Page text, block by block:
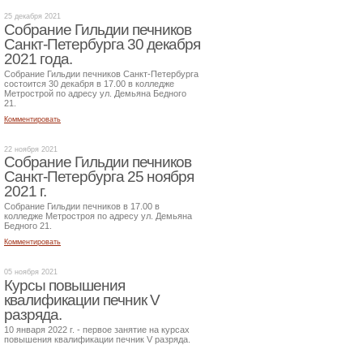
25 декабря 2021
Собрание Гильдии печников
Санкт-Петербурга 30 декабря
2021 года.
Собрание Гильдии печников Санкт-Петербурга
состоится 30 декабря в 17.00 в колледже
Метрострой по адресу ул. Демьяна Бедного
21.
Комментировать
22 ноября 2021
Собрание Гильдии печников
Санкт-Петербурга 25 ноября
2021 г.
Собрание Гильдии печников в 17.00 в
колледже Метростроя по адресу ул. Демьяна
Бедного 21.
Комментировать
05 ноября 2021
Курсы повышения
квалификации печник V
разряда.
10 января 2022 г. - первое занятие на курсах
повышения квалификации печник V разряда.